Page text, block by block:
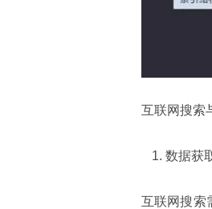
互联网搜索
数据获
互联网搜索